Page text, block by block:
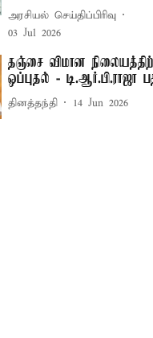
அரசியல் செய்திப்பிரிவு
03 Jul 2026
தஞ்சை விமான
ஒப்புதல் - டி.ஆர்.பி.ராஜா
தினத்தந்தி 14 Jun 2026